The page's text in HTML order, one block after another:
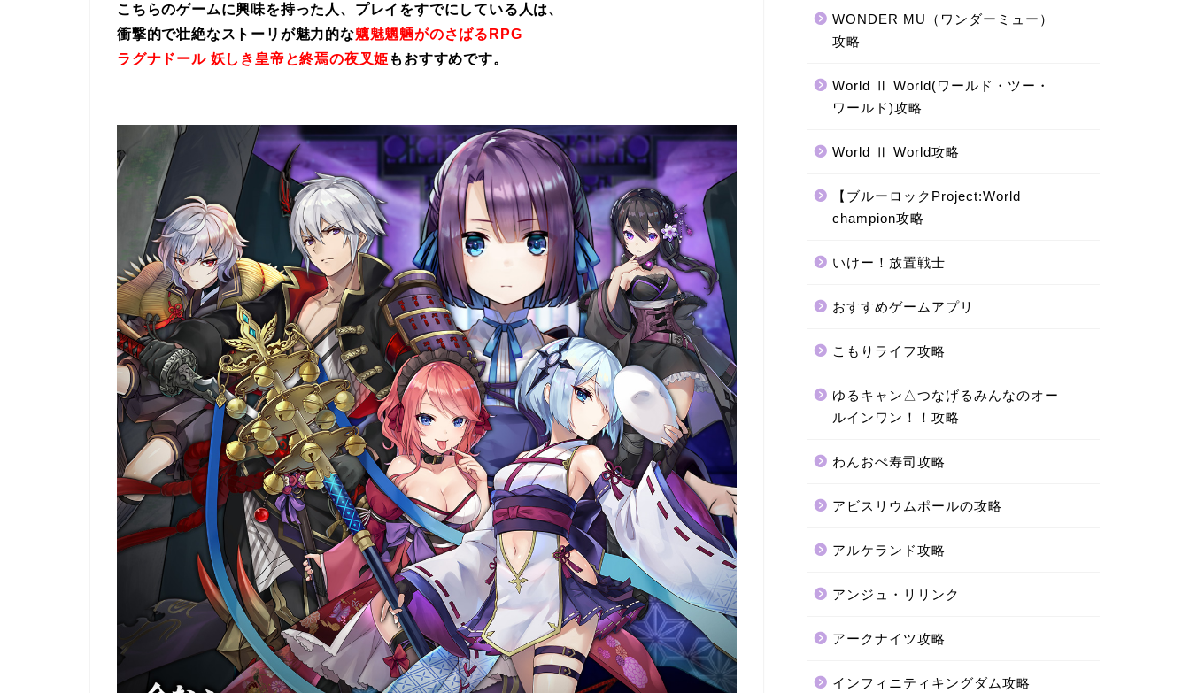
こちらのゲームに興味を持った人、プレイをすでにしている人は、
衝撃的で壮絶なストーリが魅力的な魑魅魍魎がのさばるRPG
ラグナドール 妖しき皇帝と終焉の夜叉姫 もおすすめです。
WONDER MU（ワンダーミュー）
攻略
World Ⅱ World(ワールド・ツー・
ワールド)攻略
World Ⅱ World攻略
【ブルーロックProject:World
champion攻略
いけー！放置戦士
おすすめゲームアプリ
こもりライフ攻略
ゆるキャン△つなげるみんなのオー
ルインワン！！攻略
わんおぺ寿司攻略
アビスリウムポールの攻略
アルケランド攻略
アンジュ・リリンク
アークナイツ攻略
インフィニティキングダム攻略